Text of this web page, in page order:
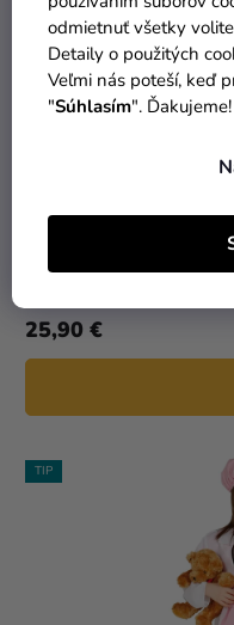
odmietnuť všetky
Detaily o použitých
Veľmi nás poteší, keď
"Súhlasím". Ďakujeme!
Detský dievčenský
25,90 €
TIP